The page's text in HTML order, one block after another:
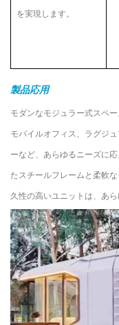
を実現します。
製品応用
モダンなモジュラー式スペ
モバイルオフィス、ラグジ
ーなど、あらゆるニーズに
たスチールフレームと柔軟
久性の高いユニットは、あ